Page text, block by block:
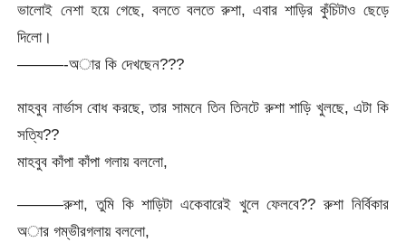
ভালোই নেশা হয়ে গেছে, বলতে বলতে রুশা, এবার শাড়ির কুঁচিটাও ছেড়ে
দিলো।
———-অার কি দেখছেন???
মাহবুব নার্ভাস বোধ করছে, তার সামনে তিন তিনটে রুশা শাড়ি খুলছে, এটা কি
সত্যি??
মাহবুব কাঁপা কাঁপা গলায় বললো,
———রুশা, তুমি কি শাড়িটা একেবারেই খুলে ফেলবে?? রুশা নির্বিকার
অার গম্ভীরগলায় বললো,